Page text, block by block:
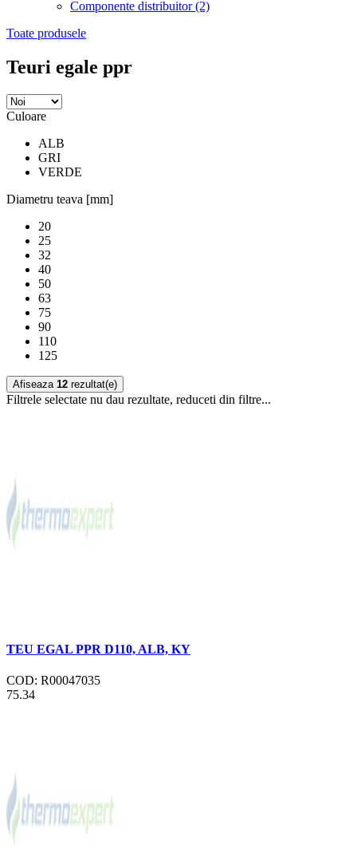
Componente distribuitor(2)
Toate produsele
Teuri egale ppr
Culoare
ALB
GRI
VERDE
Diametru teava [mm]
20
25
32
40
50
63
75
90
110
125
Afiseaza 12 rezultat(e)
Filtrele selectate nu dau rezultate, reduceti din filtre...
TEU EGAL PPR D110, ALB, KY
COD: R00047035
75.34